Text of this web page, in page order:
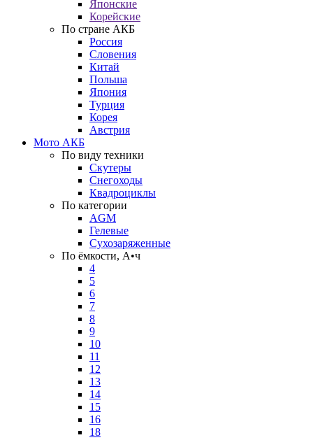
Японские
Корейские
По стране АКБ
Россия
Словения
Китай
Польша
Япония
Турция
Корея
Австрия
Мото АКБ
По виду техники
Скутеры
Снегоходы
Квадроциклы
По категории
AGM
Гелевые
Сухозаряженные
По ёмкости, А•ч
4
5
6
7
8
9
10
11
12
13
14
15
16
18